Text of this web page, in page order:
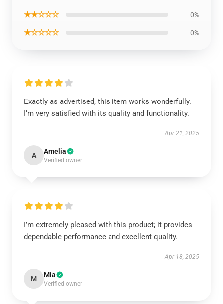
★★☆☆☆ 0%
★☆☆☆☆ 0%
Exactly as advertised, this item works wonderfully.
I’m very satisfied with its quality and functionality.
Apr 21, 2025
A Amelia
Verified owner
I’m extremely pleased with this product; it provides
dependable performance and excellent quality.
Apr 18, 2025
M Mia
Verified owner